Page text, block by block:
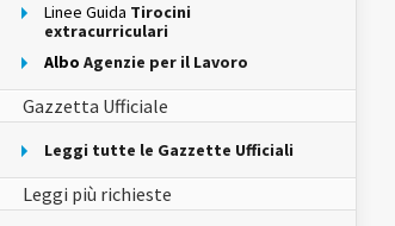
Linee Guida Tirocini
extracurriculari
Albo Agenzie per il Lavoro
Gazzetta Ufficiale
Leggi tutte le Gazzette Ufficiali
Leggi più richieste